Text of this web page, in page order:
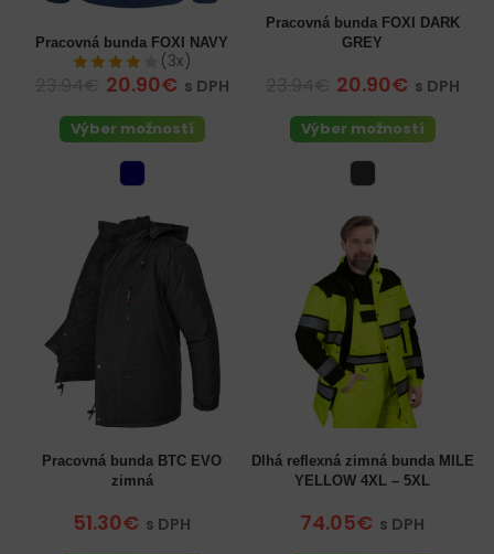
Pracovná bunda FOXI NAVY
(3x)
20.90€ s DPH
Výber možností
Pracovná bunda FOXI DARK
GREY
20.90€ s DPH
Výber možností
Pracovná bunda BTC EVO
zimná
51.30€ s DPH
Dlhá reflexná zimná bunda MILE
YELLOW 4XL – 5XL
74.05€ s DPH